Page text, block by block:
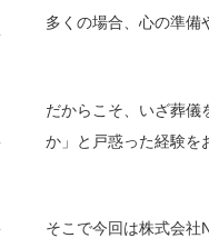
多くの場合、心の準備
だからこそ、いざ葬儀
か」と戸惑った経験を
そこで今回は株式会社